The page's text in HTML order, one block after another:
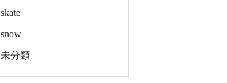
skate
snow
未分類